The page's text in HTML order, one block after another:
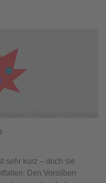
sehr kurz – doch sie
Den Vorsilben